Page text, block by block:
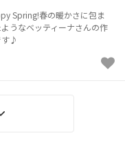
Spring!春の暖かさに包ま
うなベッティーナさんの作
す♪